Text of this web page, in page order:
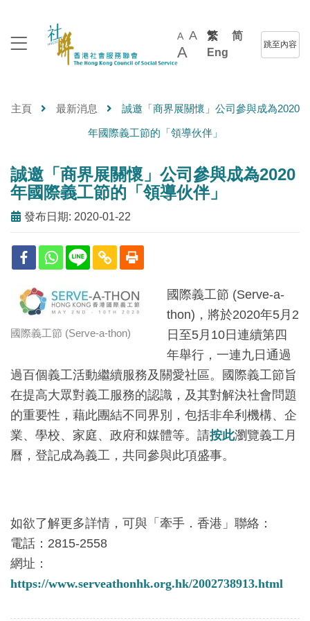
A A
A
繁
简
Eng
跳至內容
主頁 最新消息 誠邀「商界展關懷」公司參與成為2020
年國際義工節的「領導伙伴」
誠邀「商界展關懷」公司參與成為2020
年國際義工節的「領導伙伴」
發布日期: 2020-01-22
國際義工節 (Serve-a-thon)
國際義工節 (Serve-a-
thon)，將於2020年5月2
日至5月10日連續第四
年舉行，一連九日通過
過百個義工活動繼續服務及關愛社區。國際義工節旨
在提高大眾對義工服務的認識，及其對解決社會問題
的重要性，藉此團結不同界別，包括非牟利機構、企
業、學校、家庭、政府和媒體等。請按此瀏覽義工月
曆，登記成為義工，共同參與此項盛事。
如欲了解更多詳情，可與「牽手．香港」聯絡：
電話：2815-2558
網址：
https://www.serveathonhk.org.hk/2002738913.html